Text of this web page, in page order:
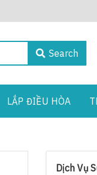
Search
LẮP ĐIỀU HÒA
Dịch Vụ